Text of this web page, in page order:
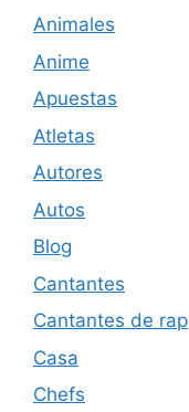
Animales
Anime
Apuestas
Atletas
Autores
Autos
Blog
Cantantes
Cantantes de rap
Casa
Chefs